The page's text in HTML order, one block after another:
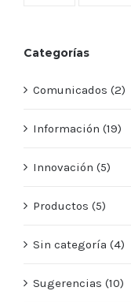
Categorías
Comunicados (2)
Información (19)
Innovación (5)
Productos (5)
Sin categoría (4)
Sugerencias (10)